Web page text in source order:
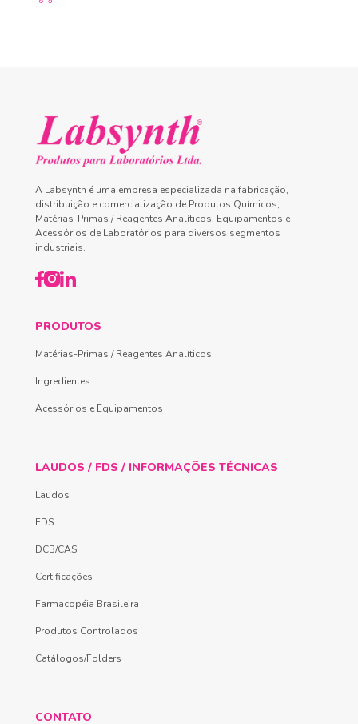
A Labsynth é uma empresa especializada na fabricação,
distribuição e comercialização de Produtos Químicos,
Matérias-Primas / Reagentes Analíticos, Equipamentos e
Acessórios de Laboratórios para diversos segmentos
industriais.
PRODUTOS
Matérias-Primas / Reagentes Analíticos
Ingredientes
Acessórios e Equipamentos
LAUDOS / FDS / INFORMAÇÕES TÉCNICAS
Laudos
FDS
DCB/CAS
Certificações
Farmacopéia Brasileira
Produtos Controlados
Catálogos/Folders
CONTATO